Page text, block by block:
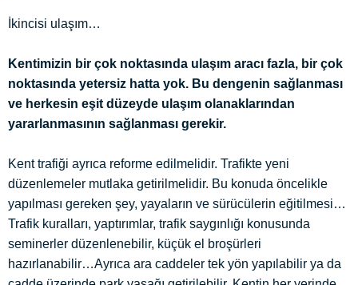
İkincisi ulaşım…
Kentimizin bir çok noktasında ulaşım aracı fazla, bir çok
noktasında yetersiz hatta yok. Bu dengenin sağlanması
ve herkesin eşit düzeyde ulaşım olanaklarından
yararlanmasının sağlanması gerekir.
Kent trafiği ayrıca reforme edilmelidir. Trafikte yeni
düzenlemeler mutlaka getirilmelidir. Bu konuda öncelikle
yapılması gereken şey, yayaların ve sürücülerin eğitilmesi…
Trafik kuralları, yaptırımlar, trafik saygınlığı konusunda
seminerler düzenlenebilir, küçük el broşürleri
hazırlanabilir…Ayrıca ara caddeler tek yön yapılabilir ya da